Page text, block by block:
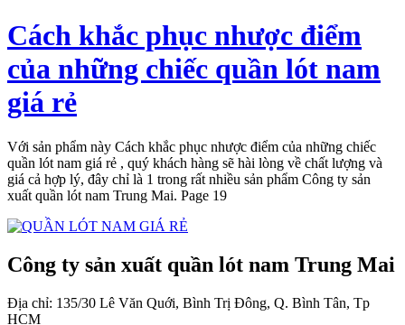
Cách khắc phục nhược điểm
của những chiếc quần lót nam
giá rẻ
Với sản phẩm này Cách khắc phục nhược điểm của những chiếc
quần lót nam giá rẻ , quý khách hàng sẽ hài lòng về chất lượng và
giá cả hợp lý, đây chỉ là 1 trong rất nhiều sản phẩm Công ty sản
xuất quần lót nam Trung Mai. Page 19
Công ty sản xuất quần lót nam Trung Mai
Địa chỉ: 135/30 Lê Văn Quới, Bình Trị Đông, Q. Bình Tân, Tp
HCM